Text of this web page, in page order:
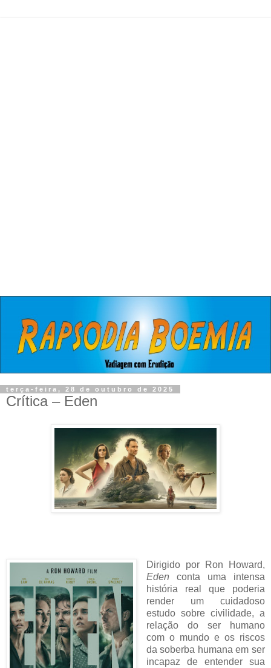
terça-feira, 28 de outubro de 2025
Crítica – Eden
Dirigido por Ron Howard,
Eden conta uma intensa
história real que poderia
render um cuidadoso
estudo sobre civilidade, a
relação do ser humano
com o mundo e os riscos
da soberba humana em ser
incapaz de entender sua